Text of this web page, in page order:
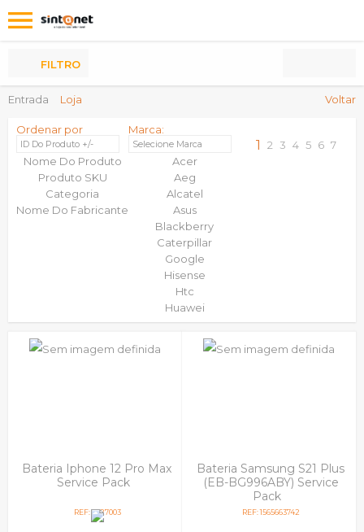
Entrada Loja Voltar
FILTRO
Ordenar por
ID Do Produto +/-
Nome Do Produto
Produto SKU
Categoria
Nome Do Fabricante
Marca:
Selecione Marca
Acer
Aeg
Alcatel
Asus
Blackberry
Caterpillar
Google
Hisense
Htc
Huawei
Ipad
Iphone 11
Iphone 11 Pro
Iphone 13 Pro Max
Iphone 14
1 2 3 4 5 6 7
Bateria Iphone 12 Pro Max
Service Pack
REF: 5027003
Bateria Samsung S21 Plus
(EB-BG996ABY) Service
Pack
REF: 1565663742